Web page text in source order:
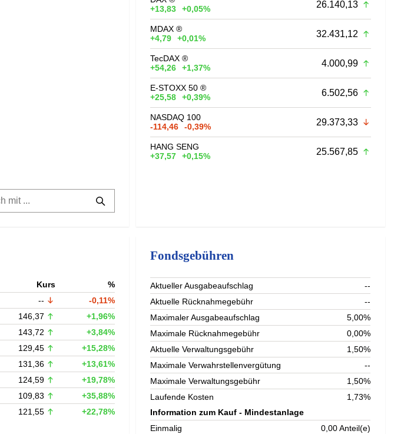
+13,83
+0,05% 26.140,13
MDAX ®
+4,79
+0,01% 32.431,12
TecDAX ®
+54,26
+1,37% 4.000,99
E-STOXX 50 ®
+25,58
+0,39% 6.502,56
NASDAQ 100
-114,46
-0,39% 29.373,33
HANG SENG
+37,57
+0,15% 25.567,85
Kurs
%
--
-0,11%
146,37
+1,96%
143,72
+3,84%
129,45
+15,28%
131,36
+13,61%
124,59
+19,78%
109,83
+35,88%
121,55 +22,78%
Fondsgebühren
Aktueller Ausgabeaufschlag
--
Aktuelle Rücknahmegebühr
--
Maximaler Ausgabeaufschlag
5,00%
Maximale Rücknahmegebühr
0,00%
Aktuelle Verwaltungsgebühr
1,50%
Maximale Verwahrstellenvergütung
--
Maximale Verwaltungsgebühr
1,50%
Laufende Kosten
1,73%
Information zum Kauf - Mindestanlage
Einmalig
0,00 Anteil(e)